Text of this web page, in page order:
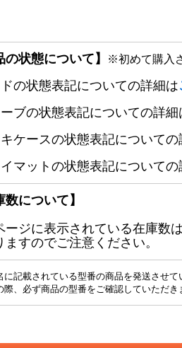
の状態について】 ※初めて購入
の状態表記についての詳細は
ブの状態表記についての詳細
ケースの状態表記についての
マットの状態表記についての
数について】
ージに表示されている在庫数
ますのでご注意ください。
記載されている型番の商品を発送させ
際、必ず商品の型番をご確認していただき